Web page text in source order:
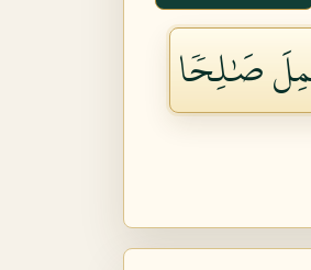
صَٰلِحٗا